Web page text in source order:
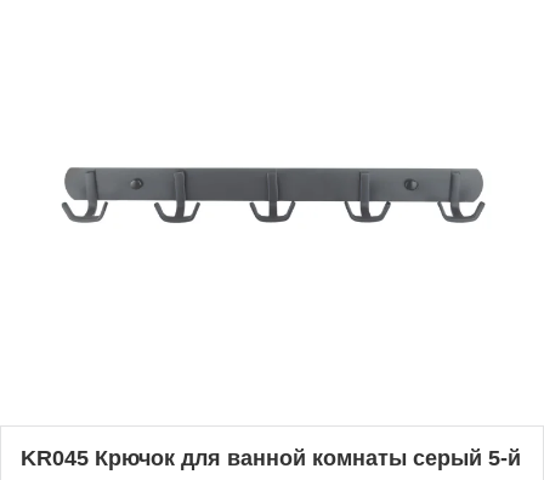
KR045 Крючок для ванной комнаты серый 5-й